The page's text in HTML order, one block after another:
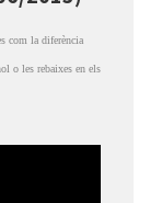
com la diferència
o les rebaixes en els